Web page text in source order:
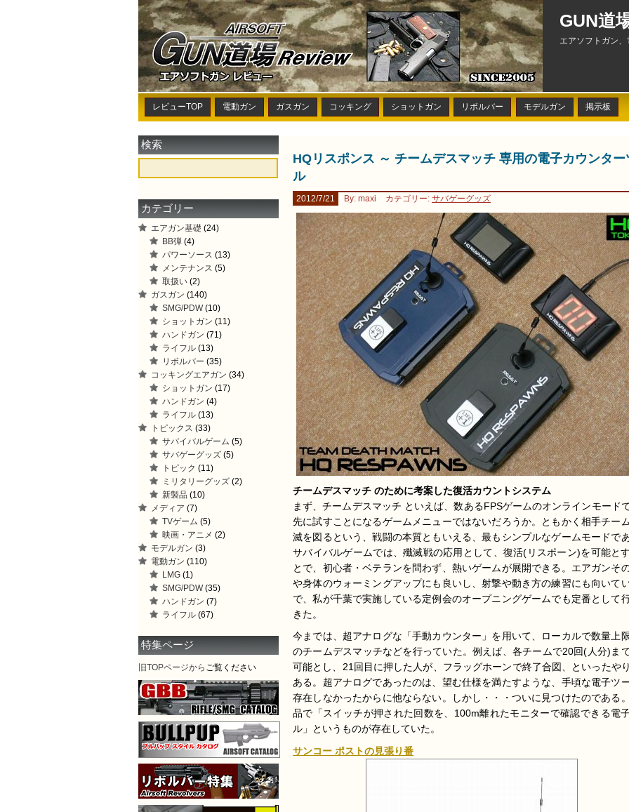
GUN道
エアソフトガン
レビューTOP 電動ガン ガスガン コッキング ショットガン リボルバー モデルガン 掲示板
HQリスポンス ～ チームデスマッチ 専用の電子カウンター
ル
2012/7/21 By: maxi カテゴリー: サバゲーグッズ
チームデスマッチ のために考案した復活カウントシステム
まず、チームデスマッチ といえば、数あるFPSゲームのオンラインモード
先に試すことになるゲームメニューではないだろうか。ともかく相手チー
滅を図るという、戦闘の本質ともいえる、最もシンプルなゲームモードで
サバイバルゲームでは、殲滅戦の応用として、復活(リスポーン)を可能と
とで、初心者・ベテランを問わず、熱いゲームが展開できる。エアガンそ
や身体のウォーミングアップにも良いし、射撃や動き方の練習にも向いて
で、私が千葉で実施している定例会のオープニングゲームでも定番として
きた。
今までは、超アナログな「手動カウンター」を用いて、ローカルで数量上
のチームデスマッチなどを行っていた。例えば、各チームで20回(人分)ま
可能とし、21回目に押した人が、フラッグホーンで終了合図、といったや
ある。超アナログであったのは、望む仕様を満たすような、手頃な電子ツ
存在しなかったからに他ならない。しかし・・・ついに見つけたのである
品で「スイッチが押された回数を、100m離れたモニターで確認できる電
ル」というものが存在していた。
サンコー ポストの見張り番
検索
カテゴリー
エアガン基礎 (24)
BB弾 (4)
パワーソース (13)
メンテナンス (5)
取扱い (2)
ガスガン (140)
SMG/PDW(10)
ショットガン (11)
ハンドガン (71)
ライフル (13)
リボルバー (35)
コッキングエアガン (34)
ショットガン (17)
ハンドガン (4)
ライフル (13)
トピックス (33)
サバイバルゲーム (5)
サバゲーグッズ (5)
トピック (11)
ミリタリーグッズ (2)
新製品 (10)
メディア (7)
TVゲーム (5)
映画・アニメ (2)
モデルガン (3)
電動ガン (110)
LMG (1)
SMG/PDW(35)
ハンドガン (7)
ライフル (67)
特集ページ
旧TOPページから ご覧ください